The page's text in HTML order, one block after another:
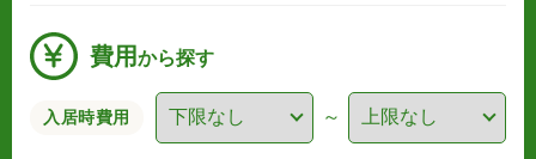
費用から探す
入居時費用 ～